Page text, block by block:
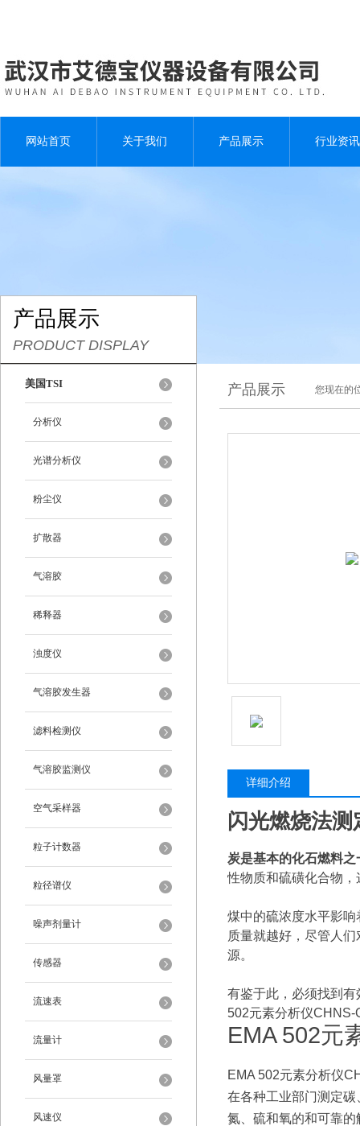
网站首页 关于我们 产品展示 行业资讯
产品展示
PRODUCT DISPLAY
美国TSI
分析仪
光谱分析仪
粉尘仪
扩散器
气溶胶
稀释器
浊度仪
气溶胶发生器
滤料检测仪
气溶胶监测仪
空气采样器
粒子计数器
粒径谱仪
噪声剂量计
传感器
流速表
流量计
风量罩
风速仪
产品展示 您现在的
详细介绍
闪光燃烧法
炭是基本的化石燃料之
性物质和硫磺化合物
煤中的硫浓度水平影
质量就越好，尽管人
源。
有鉴于此，必须找到
502元素分析仪CHNS-
EMA 502元
EMA 502元素分析仪
在各种工业部门测定碳
氮、硫和氧的和可靠的